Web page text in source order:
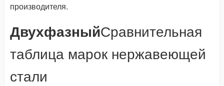
производителя.
ДвухфазныйСравнительная
таблица марок нержавеющей
стали